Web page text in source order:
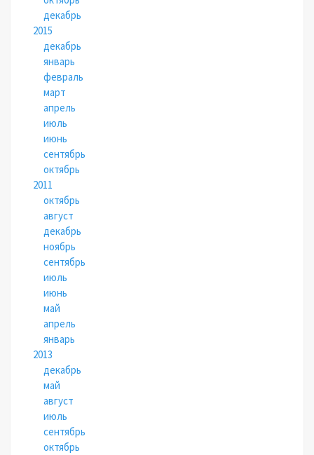
декабрь
2015
декабрь
январь
февраль
март
апрель
июль
июнь
сентябрь
октябрь
2011
октябрь
август
декабрь
ноябрь
сентябрь
июль
июнь
май
апрель
январь
2013
декабрь
май
август
июль
сентябрь
октябрь